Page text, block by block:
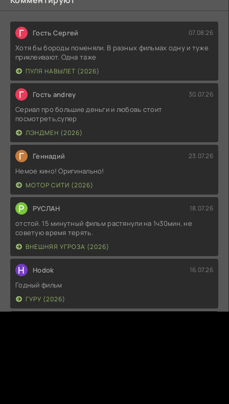
Г Гость Сергей 07.08.26
Хотя бы бороды поменяли. В разных фильмах одну и туже
приклеивают. Одна таже
ПУЛЯ НАВЫЛЕТ (2026)
Г Гость andrey 30.07.26
Сериал про большие деньги и любовь стоит
посмотреть,супер
ЛЭНДМЕН (2026)
Г Геннадий 23.07.26
Немое кино! Оригинально!
МОТОР СИТИ (2026)
Р РУСЛАН 18.07.26
отстой. 15 минутный фильм растянули на 1ч30мин. не
советую время терять.
ВНЕШНЯЯ УГРОЗА (2026)
H Hodok 16.07.26
Годный фильм
ГУРУ (2026)